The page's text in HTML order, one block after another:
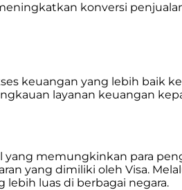
konversi
keuangan yang lebih baik
layanan keuangan
yang memungkinkan para
yang dimiliki oleh Visa.
luas di berbagai negara.